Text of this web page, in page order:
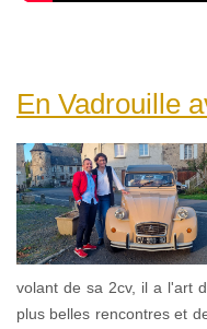
En Vadrouille
volant de sa 2cv, il a l'art
plus belles rencontres et